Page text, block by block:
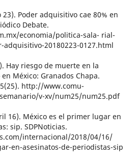
Poder adquisitivo cae 80% en
Debate.
economia/politica-sala- rial-
adquisitivo-20180223-0127.html
Hay riesgo de muerte en la
México: Granados Chapa.
http://www.comu-
v-xv/num25/num25.pdf
16). México es el primer lugar en
sip. SDPNoticias.
internacional/2018/04/16/
en-asesinatos-de-periodistas-sip